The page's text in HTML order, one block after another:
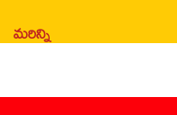
మరిన్ని